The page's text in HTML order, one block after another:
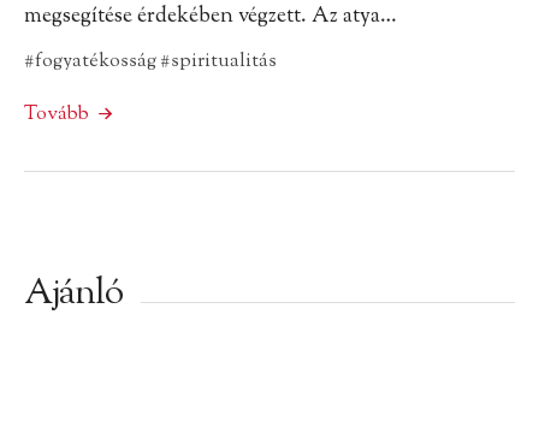
megsegítése érdekében végzett. Az atya…
#fogyatékosság#spiritualitás
Tovább
Ajánló